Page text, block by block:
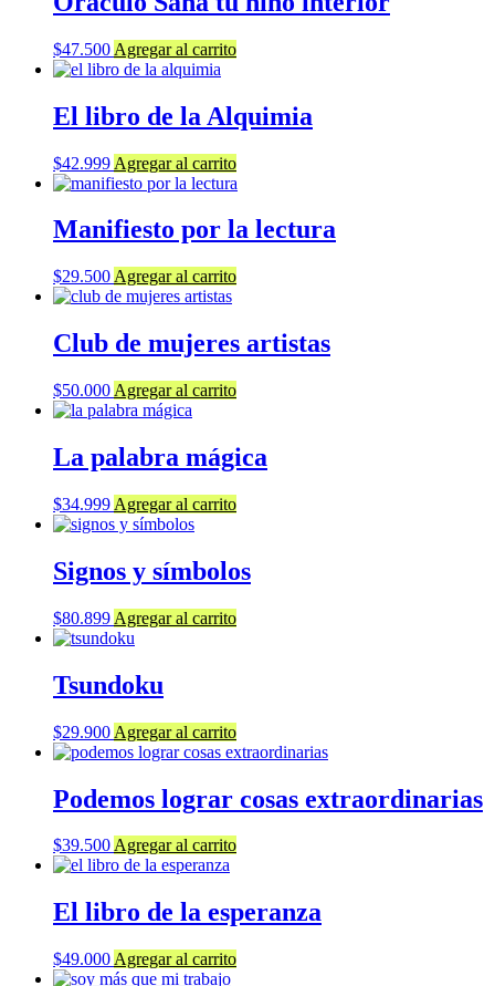
$47.500 Agregar al carrito
El libro de la Alquimia
$42.999 Agregar al carrito
Manifiesto por la lectura
$29.500 Agregar al carrito
Club de mujeres artistas
$50.000 Agregar al carrito
La palabra mágica
$34.999 Agregar al carrito
Signos y símbolos
$80.899 Agregar al carrito
Tsundoku
$29.900 Agregar al carrito
Podemos lograr cosas extraordinarias
$39.500Agregar al carrito
El libro de la esperanza
$49.000 Agregar al carrito